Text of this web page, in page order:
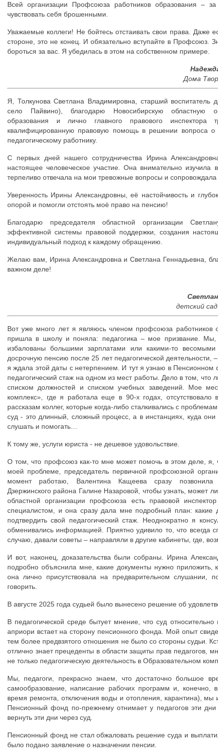
Всей организации Профсоюза работников образования –
чувствовать себя брошенными.
Уважаемые коллеги! Не бойтесь отстаивать свои права. Даже
стороне, это не конец. И обязательно вступайте в Профсоюз.
бороться за вас. Я убедилась в этом на собственном примере.
Дома
Я, Толкунова Светлана Владимировна, старший воспитатель
село Пайвино), благодарю Новосибирскую областную
образования и лично главного правового
квалифицированную правовую помощь в решении вопроса о
педагогическому работнику.
С первых дней нашего сотрудничества Ирина
настоящее человеческое участие. Она внимательно
терпеливо отвечала на мои тревожные вопросы и
Уверенность Ирины Александровны, её настойчивость и
опорой и помогли отстоять моё право на пенсию!
Благодарю председателя областной организации
эффективной системы правовой поддержки, создания
индивидуальный подход к каждому обращению.
Желаю вам, Ирина Александровна и Светлана Геннадьевна,
важном деле!
детский
Вот уже много лет я являюсь членом профсоюза работников
пришла в школу и поняла: педагогика – мое призвание. Мы,
избалованы большими зарплатами или какими-то
досрочную пенсию после 25 лет педагогической
я ждала этой даты с нетерпением. И тут я узнаю в Пенсионном
педагогический стаж на одном из мест работы. Дело в том, что
списком должностей и списком учебных заведений. Мое
комплекс», где я работала еще в 90-х годах,
рассказам коллег, которые когда-либо сталкивались с
суд - это длинный, сложный процесс, а в инстанциях, куда
слушать и помогать…
К тому же, услуги юриста - не дешевое удовольствие.
О том, что профсоюз как-то мне может помочь в этом деле,
моей проблеме, председатель первичной профсоюзной
момент работаю, Валентина Кащеева сразу позвонила
Дзержинского района Галине Назаровой, чтобы узнать, может
областной организации профсоюза есть правовой
специалистом, и она сразу дала мне подробный план: какие
подтвердить свой педагогический стаж. Неоднократно я
обменивались информацией. Приятно удивило то, что всегда
случаю, давали советы – направляли в другие кабинеты, где,
И вот, наконец, доказательства были собраны. Ирина
подробно объяснила мне, какие документы нужно приложить,
она лично присутствовала на предварительном слушании,
говорить.
В августе 2025 года судьей было вынесено решение об
В педагогической среде бытует мнение, что суд
априори встает на сторону пенсионного фонда. Мой опыт
тем более предвзятого отношения не было со стороны судьи.
отлично знает прецеденты в области защиты прав педагогов,
не только педагогическую деятельность в Образовательном
Мы, педагоги, прекрасно знаем, что достаточно большое
самообразование, написание рабочих программ и, конечно,
время ремонта, отключения воды и отопления, карантина),
Пенсионный фонд по-прежнему отнимает у педагогов эти
вернуть эти дни через суд.
Пенсионный фонд не стал обжаловать решение суда и
было подано заявление о назначении пенсии.